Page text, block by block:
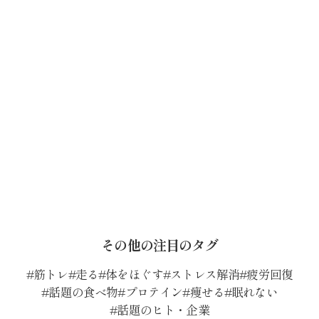
その他の注目のタグ
筋トレ 走る 体をほぐす ストレス解消 疲労回復
話題の食べ物 プロテイン 痩せる 眠れない
話題のヒト・企業